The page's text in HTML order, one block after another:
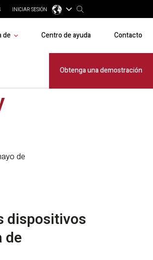
INICIAR SESIÓN
de Centro de ayuda Contacto
Obtenga una demostración
de
dispositivos
de